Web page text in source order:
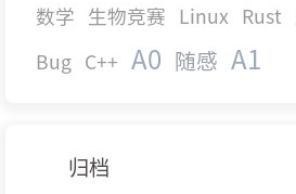
数学 生物竞赛 Linux Rust
Bug C++ A0 随感 A1
归档